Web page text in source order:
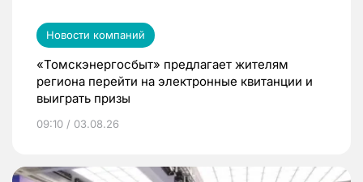
Новости компаний
«Томскэнергосбыт» предлагает жителям
региона перейти на электронные квитанции и
выиграть призы
09:10 / 03.08.26